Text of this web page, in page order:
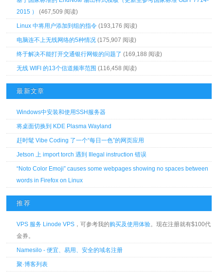
2015 ）
(467,509 阅读)
Linux 中将用户添加到组的指令 (193,176 阅读)
电脑连不上无线网络的5种情况 (175,907 阅读)
终于解决不能打开交通银行网银的问题了 (169,188 阅读)
无线 WIFI 的13个信道频率范围 (116,458 阅读)
最新文章
Windows中安装和使用SSH服务器
将桌面切换到 KDE Plasma Wayland
赶时髦 Vibe Coding 了一个“每日一色”的网页应用
Jetson 上 import torch 遇到 Illegal instruction 错误
“Noto Color Emoji” causes some webpages showing no spaces between
words in Firefox on Linux
推荐
VPS 服务 Linode VPS ，可参考我的购买及使用体验。现在注册就有$100代
金券。
Namesilo - 便宜、易用、安全的域名注册
聚·博客列表